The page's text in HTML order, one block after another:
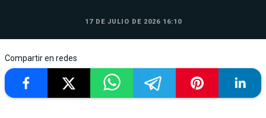
17 DE JULIO DE 2026 16:10
Compartir en redes